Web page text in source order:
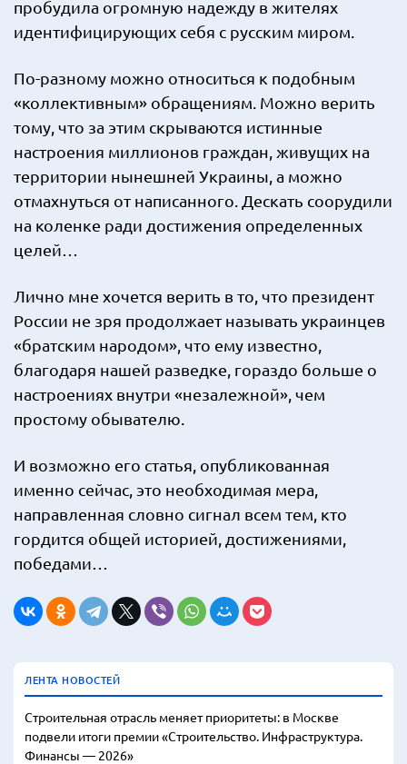
пробудила огромную надежду в жителях
идентифицирующих себя с русским миром.
По-разному можно относиться к подобным
«коллективным» обращениям. Можно верить
тому, что за этим скрываются истинные
настроения миллионов граждан, живущих на
территории нынешней Украины, а можно
отмахнуться от написанного. Дескать соорудили
на коленке ради достижения определенных
целей…
Лично мне хочется верить в то, что президент
России не зря продолжает называть украинцев
«братским народом», что ему известно,
благодаря нашей разведке, гораздо больше о
настроениях внутри «незалежной», чем
простому обывателю.
И возможно его статья, опубликованная
именно сейчас, это необходимая мера,
направленная словно сигнал всем тем, кто
гордится общей историей, достижениями,
победами…
ЛЕНТА НОВОСТЕЙ
Строительная отрасль меняет приоритеты: в Москве
подвели итоги премии «Строительство. Инфраструктура.
Финансы — 2026»